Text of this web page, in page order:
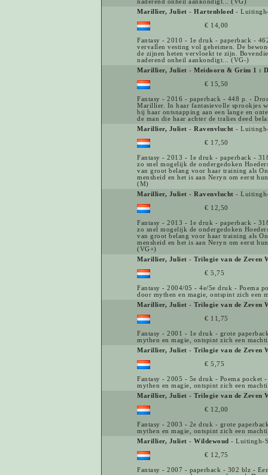
naderend onheil aankondigt... (VG)
Marillier, Juliet - Hartenbloed -
€ 14,00
Fantasy - 2010 - 1e druk - paperback -
vervallen vesting vol geheimen. De
de zijnen heten vervloekt te zijn.
naderend onheil aankondigt... (VG-)
Marillier, Juliet - Meidoorn & Grim 1 :
€ 15,50
Fantasy - 2016 - paperback - 448 p. -
Marillier. In haar fantasievolle sprookjes
bij haar ontsnapping aan een lange en
de man die haar achter de tralies deed
Marillier, Juliet - Ravenvlucht -
€ 17,50
Fantasy - 2013 - 1e druk - paperback -
zo snel mogelijk de ondergedoken
van groot belang voor haar training als
mensheid en het is aan Neryn om eerst
(M)
Marillier, Juliet - Ravenvlucht -
€ 12,50
Fantasy - 2013 - 1e druk - paperback -
zo snel mogelijk de ondergedoken
van groot belang voor haar training als
mensheid en het is aan Neryn om eerst
(VG+)
Marillier, Juliet - Trilogie van de Zeven
€ 5,75
Fantasy - 2004/05 - 4e/5e druk - Poema
door mythen en magie, ontspint zich een
Marillier, Juliet - Trilogie van de Zeven
€ 11,75
Fantasy - 2001 - 1e druk - grote
mythen en magie, ontspint zich een
Marillier, Juliet - Trilogie van de Zeven
€ 5,75
Fantasy - 2005 - 5e druk - Poema pocket
mythen en magie, ontspint zich een
Marillier, Juliet - Trilogie van de Zeven
€ 12,00
Fantasy - 2003 - 2e druk - grote
mythen en magie, ontspint zich een
Marillier, Juliet - Wildewoud - Luitingh-
€ 12,75
Fantasy - 2007 - paperback - 302 blz -